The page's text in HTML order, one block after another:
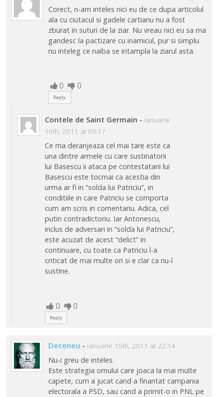
Corect, n-am inteles nici eu de ce dupa articolul
ala cu ciutacul si gadele cartianu nu a fost
zburat in suturi de la ziar. Nu vreau nici eu sa ma
gandesc la pactizare cu inamicul, pur si simplu
nu inteleg ce naiba se intampla la ziarul asta.
0 0
Reply
Contele de Saint Germain - ianuarie
16th, 2011 at 09:17
Ce ma deranjeaza cel mai tare este ca
una dintre armele cu care sustinatorii
lui Basescu ii ataca pe contestatarii lui
Basescu este tocmai ca acestia din
urma ar fi in “solda lui Patriciu”, in
conditiile in care Patriciu se comporta
cum am scris in comentariu. Adica, cel
putin contradictoriu. Iar Antonescu,
inclus de adversari in “solda lui Patriciu”,
este acuzat de acest “delict” in
continuare, cu toate ca Patriciu l-a
criticat de mai multe ori si e clar ca nu-l
sustine.
0 0
Reply
Deceneu - ianuarie 15th, 2011 at 22:14
Nu-i greu de inteles.
Este strategia omului care joaca la mai multe
capete, cum a jucat cand a finantat campania
electorala a PSD, sau cand a primit-o in PNL pe